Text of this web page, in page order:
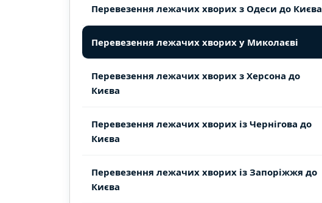
Перевезення лежачих хворих з Одеси до Києва
Перевезення лежачих хворих у Миколаєві
Перевезення лежачих хворих з Херсона до
Києва
Перевезення лежачих хворих із Чернігова до
Києва
Перевезення лежачих хворих із Запоріжжя до
Києва